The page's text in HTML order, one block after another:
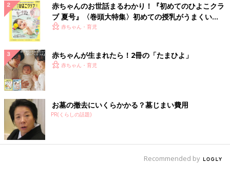
赤ちゃんのお世話まるわかり！『初めてのひよこクラ
ブ 夏号』〈巻頭大特集〉初めての授乳がうまくい
く！ おっぱい・ミルクの基本と夏のトラブル 解決テ
赤ちゃん・育児
赤ちゃんが生まれたら！2冊の「たまひよ」
赤ちゃん・育児
お墓の撤去にいくらかかる？墓じまい費用
PR(くらしの話題)
Recommended by